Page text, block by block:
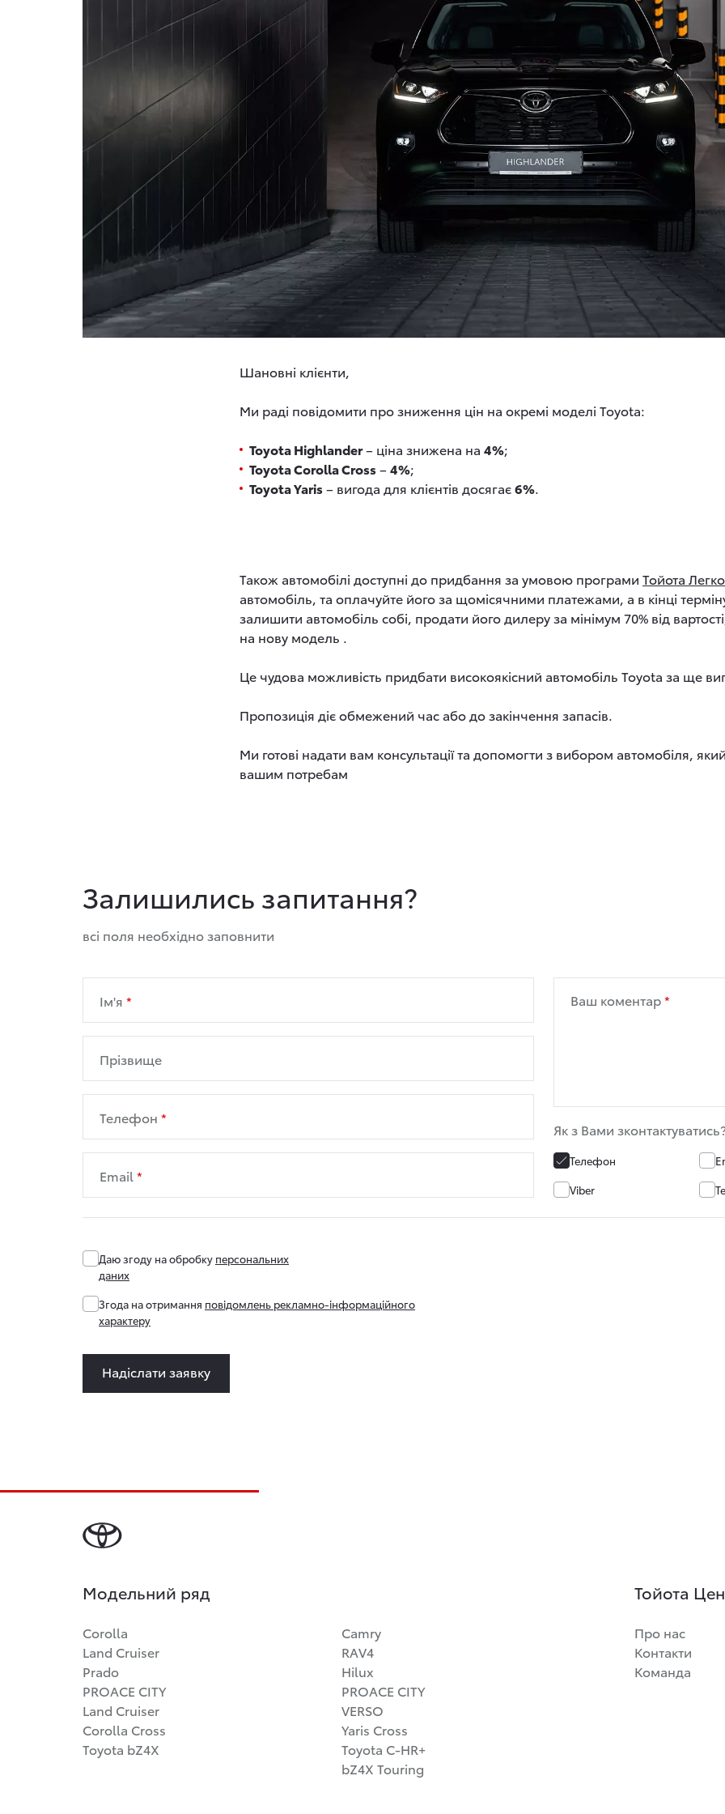
Шановні клієнти,
Ми раді повідомити про зниження цін на окремі моделі Toyota:
Toyota Highlander– ціна знижена на 4%;
Toyota Corolla Cross–4%;
Toyota Yaris– вигода для клієнтів досягає6%.
Також автомобілі доступні до придбання за умовою програми Тойота
автомобіль, та оплачуйте його за щомісячними платежами, а в кінці
залишити автомобіль собі, продати його дилеру за мінімум 70% від
на нову модель .
Це чудова можливість придбати високоякісний автомобіль Toyota за ще
Пропозиція діє обмежений час або до закінчення запасів.
Ми готові надати вам консультації та допомогти з вибором автомобіля,
вашим потребам
Залишились запитання?
всі поля необхідно заповнити
Ім'я
Прізвище
Телефон
Email
Ваш коментар
Як з Вами
Телефон
Viber
Даю згоду на обробку персональних
даних
Згода на отримання повідомлень рекламно-інформаційного
характеру
Надіслати заявку
Модельний ряд
Corolla
Land Cruiser
Prado
PROACE CITY
Land Cruiser
Corolla Cross
Toyota bZ4X
Camry
RAV4
Hilux
PROACE CITY
VERSO
Yaris Cross
Toyota C-HR+
bZ4X Touring
Тойота
Про нас
Контакти
Команда